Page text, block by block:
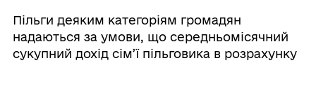
Пільги деяким категоріям громадян
надаються за умови, що середньомісячний
сукупний дохід сім’ї пільговика в розрахунку